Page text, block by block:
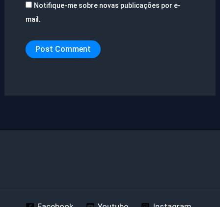
Notifique-me sobre novas publicações por e-
mail.